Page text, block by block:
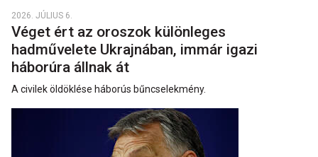
2026. JÚLIUS 6.
Véget ért az oroszok különleges
hadművelete Ukrajnában, immár igazi
háborúra állnak át
A civilek öldöklése háborús bűncselekmény.